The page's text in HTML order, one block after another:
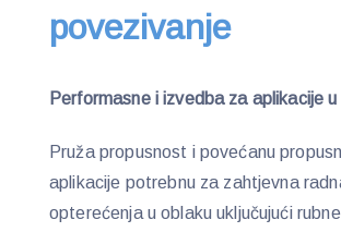
povezivanje
Performasne i izvedba za aplikacije u
Pruža propusnost i povećanu
aplikacije potrebnu za zahtjevna
opterećenja u oblaku uključujući